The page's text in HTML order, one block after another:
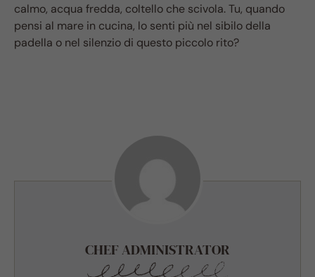
calmo, acqua fredda, coltello che scivola. Tu, quando
pensi al mare in cucina, lo senti più nel sibilo della
padella o nel silenzio di questo piccolo rito?
CHEF ADMINISTRATOR